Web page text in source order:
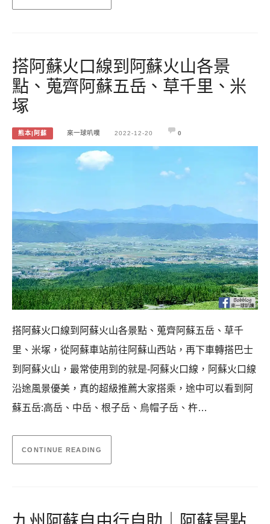
搭阿蘇火口線到阿蘇火山各景
點、蒐齊阿蘇五岳、草千里、米
塚
熊本|阿蘇 來一球叭噗 2022-12-20 0
搭阿蘇火口線到阿蘇火山各景點、蒐齊阿蘇五岳、草千
里、米塚，從阿蘇車站前往阿蘇山西站，再下車轉搭巴士
到阿蘇火山，最常使用到的就是-阿蘇火口線，阿蘇火口線
沿途風景優美，真的超級推薦大家搭乘，途中可以看到阿
蘇五岳:高岳、中岳、根子岳、烏帽子岳、杵…
CONTINUE READING